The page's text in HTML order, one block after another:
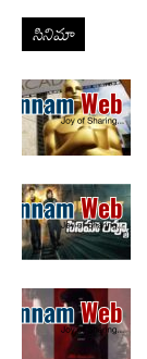
సినిమా